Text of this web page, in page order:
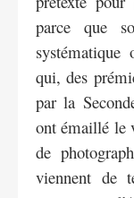
parce que
qui, des
par la
ont émaillé le
de
viennent de